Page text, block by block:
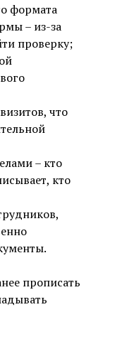
формата
– из-за
проверку;
что
– кто
кто
прописать